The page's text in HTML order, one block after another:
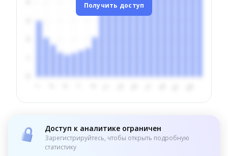
Получить доступ
Доступ к аналитике ограничен
Зарегистрируйтесь, чтобы открыть подробную
статистику